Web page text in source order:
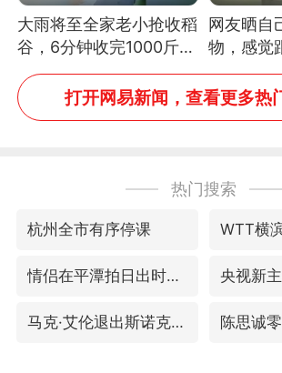
大雨将至全家老小抢收稻
谷，6分钟收完1000斤，
没有一个人掉链子
网友晒自
物，感觉
些不一样
打开网易新闻，查看更多热
热门搜索
杭州全市有序停课
情侣在平潭拍日出时坠崖致一死一伤
马克·艾伦退出斯诺克中国公开赛